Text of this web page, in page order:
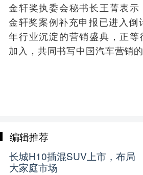
金轩奖执委会秘书长王菁表
金轩奖案例补充申报已进入倒
年行业沉淀的营销盛典，正
加入，共同书写中国汽车营销的
编辑推荐
长城H10插混SUV上市，布局
大家庭市场